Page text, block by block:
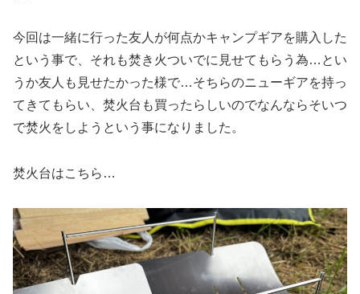
今回は一緒に行った友人が何点かキャンプギアを購入した
という事で、それも焚き火ついでに見せてもらう為…とい
うか友人も見せたかった様で…そちらのニューギアを持っ
てきてもらい、焚火台も買ったらしいのでなんならそいつ
で焚火をしようという事になりました。
焚火台はこちら…